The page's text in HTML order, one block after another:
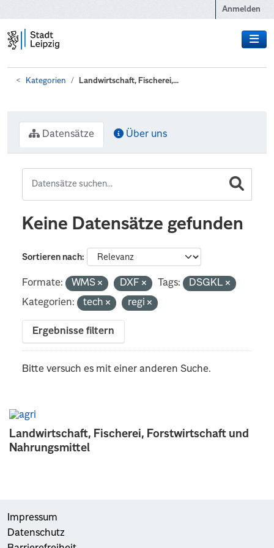
Anmelden
Kategorien Landwirtschaft, Fischerei,...
Landwirtschaft, Fischerei, Forstwirtschaft und
Nahrungsmittel
Datensätze Über uns
Keine Datensätze gefunden
Sortieren nach
Formate: WMS DXF Tags:
DSGKL
Kategorien:
tech regi
Ergebnisse filtern
Bitte versuch es mit einer anderen Suche.
Impressum
Datenschutz